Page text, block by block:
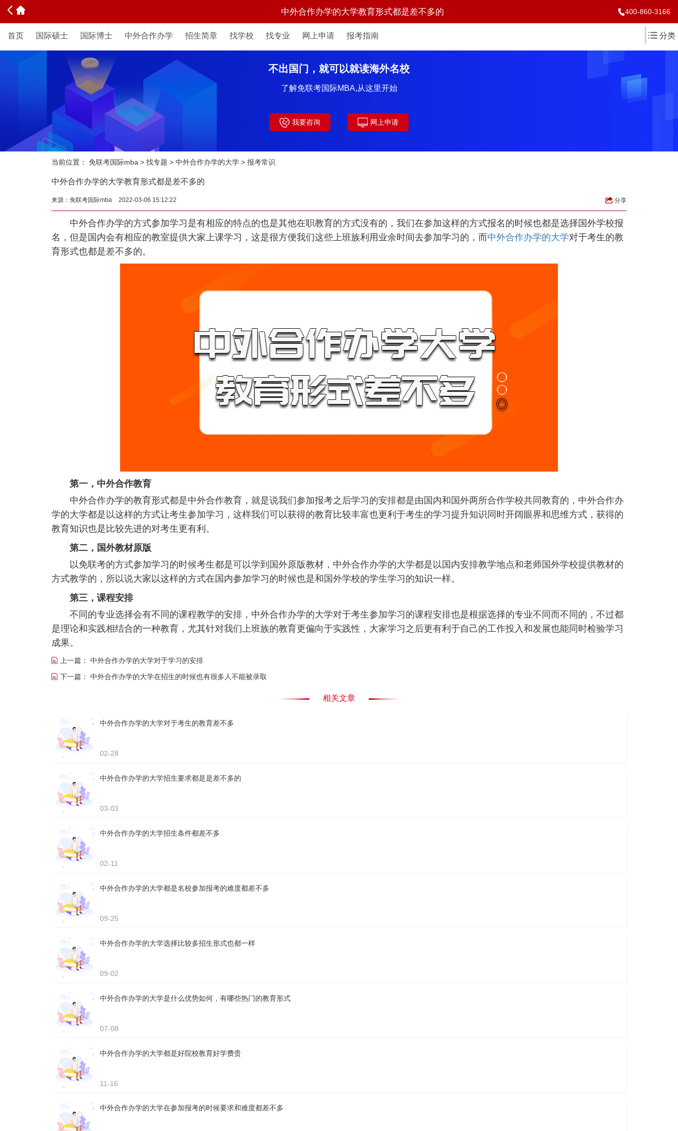
中外合作办学的大学教育形式都是差不多的 400-860-3166
首页 国际硕士 国际博士 中外合作办学 招生简章 找学校 找专业 网上申请 报考指南 分类
不出国门，就可以就读海外名校
了解免联考国际MBA,从这里开始
我要咨询 网上申请
当前位置： 免联考国际mba > 找专题 > 中外合作办学的大学 > 报考常识
中外合作办学的大学教育形式都是差不多的
来源： 免联考国际mba 2022-03-06 15:12:22 分享
中外合作办学的方式参加学习是有相应的特点的也是其他在职教育的方式没有的，我们在参加这样的方式报名的时候也都是选择国外学校报
名，但是国内会有相应的教室提供大家上课学习，这是很方便我们这些上班族利用业余时间去参加学习的，而中外合作办学的大学对于考生的教
育形式也都是差不多的。
第一，中外合作教育
中外合作办学的教育形式都是中外合作教育，就是说我们参加报考之后学习的安排都是由国内和国外两所合作学校共同教育的，中外合作办
学的大学都是以这样的方式让考生参加学习，这样我们可以获得的教育比较丰富也更利于考生的学习提升知识同时开阔眼界和思维方式，获得的
教育知识也是比较先进的对考生更有利。
第二，国外教材原版
以免联考的方式参加学习的时候考生都是可以学到国外原版教材，中外合作办学的大学都是以国内安排教学地点和老师国外学校提供教材的
方式教学的，所以说大家以这样的方式在国内参加学习的时候也是和国外学校的学生学习的知识一样。
第三，课程安排
不同的专业选择会有不同的课程教学的安排，中外合作办学的大学对于考生参加学习的课程安排也是根据选择的专业不同而不同的，不过都
是理论和实践相结合的一种教育，尤其针对我们上班族的教育更偏向于实践性，大家学习之后更有利于自己的工作投入和发展也能同时检验学习
成果。
上一篇： 中外合作办学的大学对于学习的安排
下一篇： 中外合作办学的大学在招生的时候也有很多人不能被录取
相关文章
中外合作办学的大学对于考生的教育差不多
02-28
中外合作办学的大学招生要求都是是差不多的
03-03
中外合作办学的大学招生条件都差不多
02-11
中外合作办学的大学都是名校参加报考的难度都差不多
09-25
中外合作办学的大学选择比较多招生形式也都一样
09-02
中外合作办学的大学是什么优势如何，有哪些热门的教育形式
07-08
中外合作办学的大学都是好院校教育好学费贵
11-16
中外合作办学的大学在参加报考的时候要求和难度都差不多